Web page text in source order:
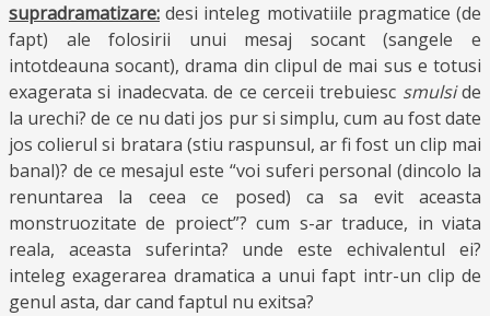
supradramatizare: desi inteleg motivatiile pragmatice (de
fapt) ale folosirii unui mesaj socant (sangele e
intotdeauna socant), drama din clipul de mai sus e totusi
exagerata si inadecvata. de ce cerceii trebuiesc smulside
la urechi? de ce nu dati jos pur si simplu, cum au fost date
jos colierul si bratara (stiu raspunsul, ar fi fost un clip mai
banal)? de ce mesajul este “voi suferi personal (dincolo la
renuntarea la ceea ce posed) ca sa evit aceasta
monstruozitate de proiect”? cum s-ar traduce, in viata
reala, aceasta suferinta? unde este echivalentul ei?
inteleg exagerarea dramatica a unui fapt intr-un clip de
genul asta, dar cand faptul nu exitsa?